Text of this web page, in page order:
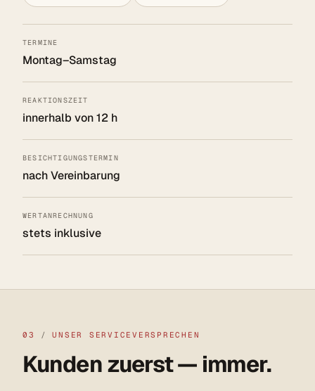
TERMINE
Montag–Samstag
REAKTIONSZEIT
innerhalb von 12 h
BESICHTIGUNGSTERMIN
nach Vereinbarung
WERTANRECHNUNG
stets inklusive
03 / UNSER SERVICEVERSPRECHEN
Kunden zuerst — immer.